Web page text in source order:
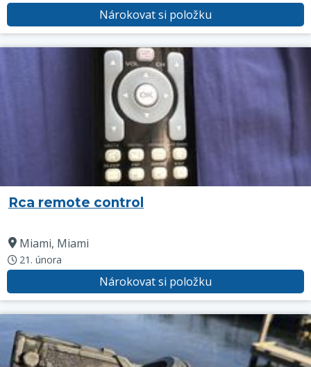
Nárokovat si položku
Rca remote control
Miami, Miami
21. února
Nárokovat si položku